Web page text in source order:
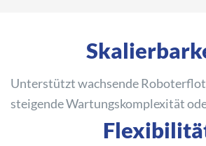
Unterstützt wachsende
steigende Wartungskomplexität